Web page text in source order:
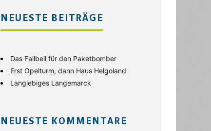
NEUESTE BEITRÄGE
Das Fallbeil für den Paketbomber
Erst Opelturm, dann Haus Helgoland
Langlebiges Langemarck
NEUESTE KOMMENTARE